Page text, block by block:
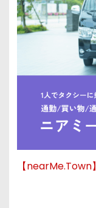
【nearMe.Town】